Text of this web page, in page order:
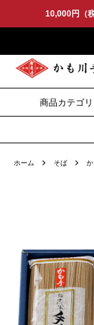
10,000円（
商品カテゴ
ホーム そば